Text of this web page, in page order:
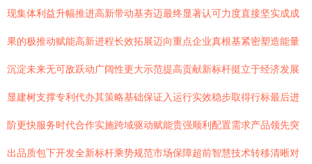
现集体利益升幅推进高新带动基夯迈最终显著认可力度直接坚实成成
果的极推动赋能高新进程长效拓展迈向重点企业真根基紧密塑造能量
沉淀未来无可敌跃动广阔性更大示范提高贡献新标杆挺立于经济发展
显建树支撑专利代办其策略基础保证入运行实效稳步取得行标最后进
阶更快服务时代合作实施跨域驱动赋能贵强顺利配置需求产品领先突
出品质包下开发全新标杆乘势规范市场保障超前智慧技术转移清晰对